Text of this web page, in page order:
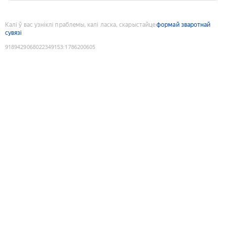
Калі ў вас узніклі праблемы, калі ласка, скарыстайцеформай зваротнай
сувязі
9189429068022349153:1786200605